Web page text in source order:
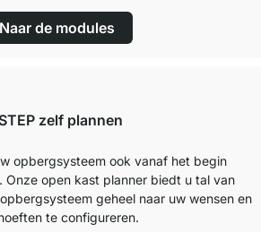
Naar de modules
zelf plannen
opbergsysteem ook vanaf het begin
Onze open kast planner biedt u tal van
geheel naar uw wensen en
te configureren.